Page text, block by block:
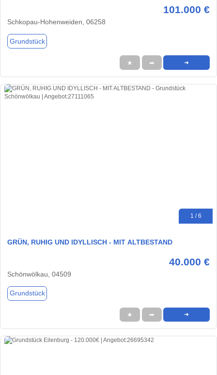
101.000 €
Schkopau-Hohenweiden, 06258
Grundstück
★ ➦ ➜
1 / 6
GRÜN, RUHIG UND IDYLLISCH - MIT ALTBESTAND
40.000 €
Schönwölkau, 04509
Grundstück
★ ➦ ➜